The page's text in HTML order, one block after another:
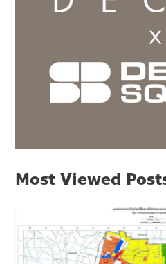
Most Viewed